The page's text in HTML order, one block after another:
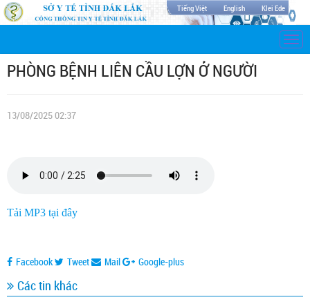
Tiếng Việt English Klei Ede
PHÒNG BỆNH LIÊN CẦU LỢN Ở NGƯỜI
13/08/2025 02:37
Tải MP3 tại đây
Facebook Tweet Mail Google-plus
Các tin khác